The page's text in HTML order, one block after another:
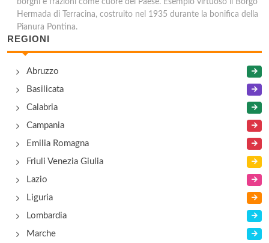
borghi e frazioni come cuore del Paese. Esempio virtuoso il Borgo
Hermada di Terracina, costruito nel 1935 durante la bonifica della
Pianura Pontina.
REGIONI
Abruzzo
Basilicata
Calabria
Campania
Emilia Romagna
Friuli Venezia Giulia
Lazio
Liguria
Lombardia
Marche